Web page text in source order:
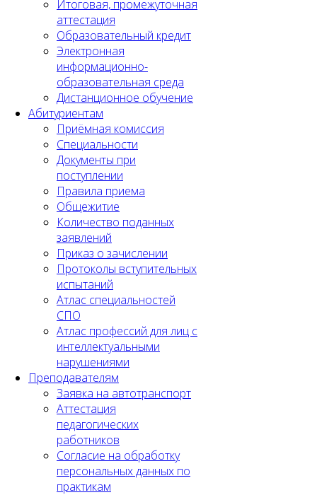
Итоговая, промежуточная
аттестация
Образовательный кредит
Электронная
информационно-
образовательная среда
Дистанционное обучение
Абитуриентам
Приёмная комиссия
Специальности
Документы при
поступлении
Правила приема
Общежитие
Количество поданных
заявлений
Приказ о зачислении
Протоколы вступительных
испытаний
Атлас специальностей
СПО
Атлас профессий для лиц с
интеллектуальными
нарушениями
Преподавателям
Заявка на автотранспорт
Аттестация
педагогических
работников
Согласие на обработку
персональных данных по
практикам